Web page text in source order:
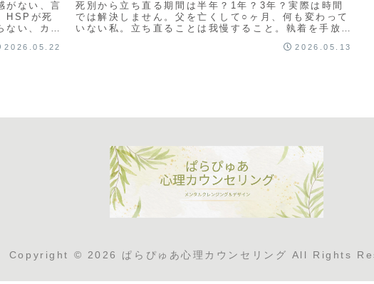
がない、言
HSPが死
い、カウ
じ経験をし
2026.05.22
死別から立ち直る期間は半年？1年？3年？実際は時間
では解決しません。父を亡くして○ヶ月、何も変わって
いない私。立ち直ることは我慢すること。執着を手放
と命を分ける考え方。立ち直る期間より大切な、傷つか
2026.05.13
Copyright © 2026 ぱらぴゅあ心理カウンセリング All Rights